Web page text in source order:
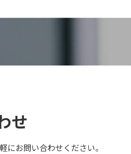
せ
にお問い合わせください。